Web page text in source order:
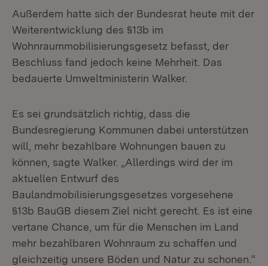
Außerdem hatte sich der Bundesrat heute mit der
Weiterentwicklung des §13b im
Wohnraummobilisierungsgesetz befasst, der
Beschluss fand jedoch keine Mehrheit. Das
bedauerte Umweltministerin Walker.
Es sei grundsätzlich richtig, dass die
Bundesregierung Kommunen dabei unterstützen
will, mehr bezahlbare Wohnungen bauen zu
können, sagte Walker. „Allerdings wird der im
aktuellen Entwurf des
Baulandmobilisierungsgesetzes vorgesehene
§13b BauGB diesem Ziel nicht gerecht. Es ist eine
vertane Chance, um für die Menschen im Land
mehr bezahlbaren Wohnraum zu schaffen und
gleichzeitig unsere Böden und Natur zu schonen.“